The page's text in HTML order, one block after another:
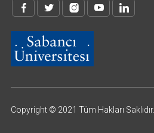
Copyright © 2021 Tüm Hakları Saklıdır.